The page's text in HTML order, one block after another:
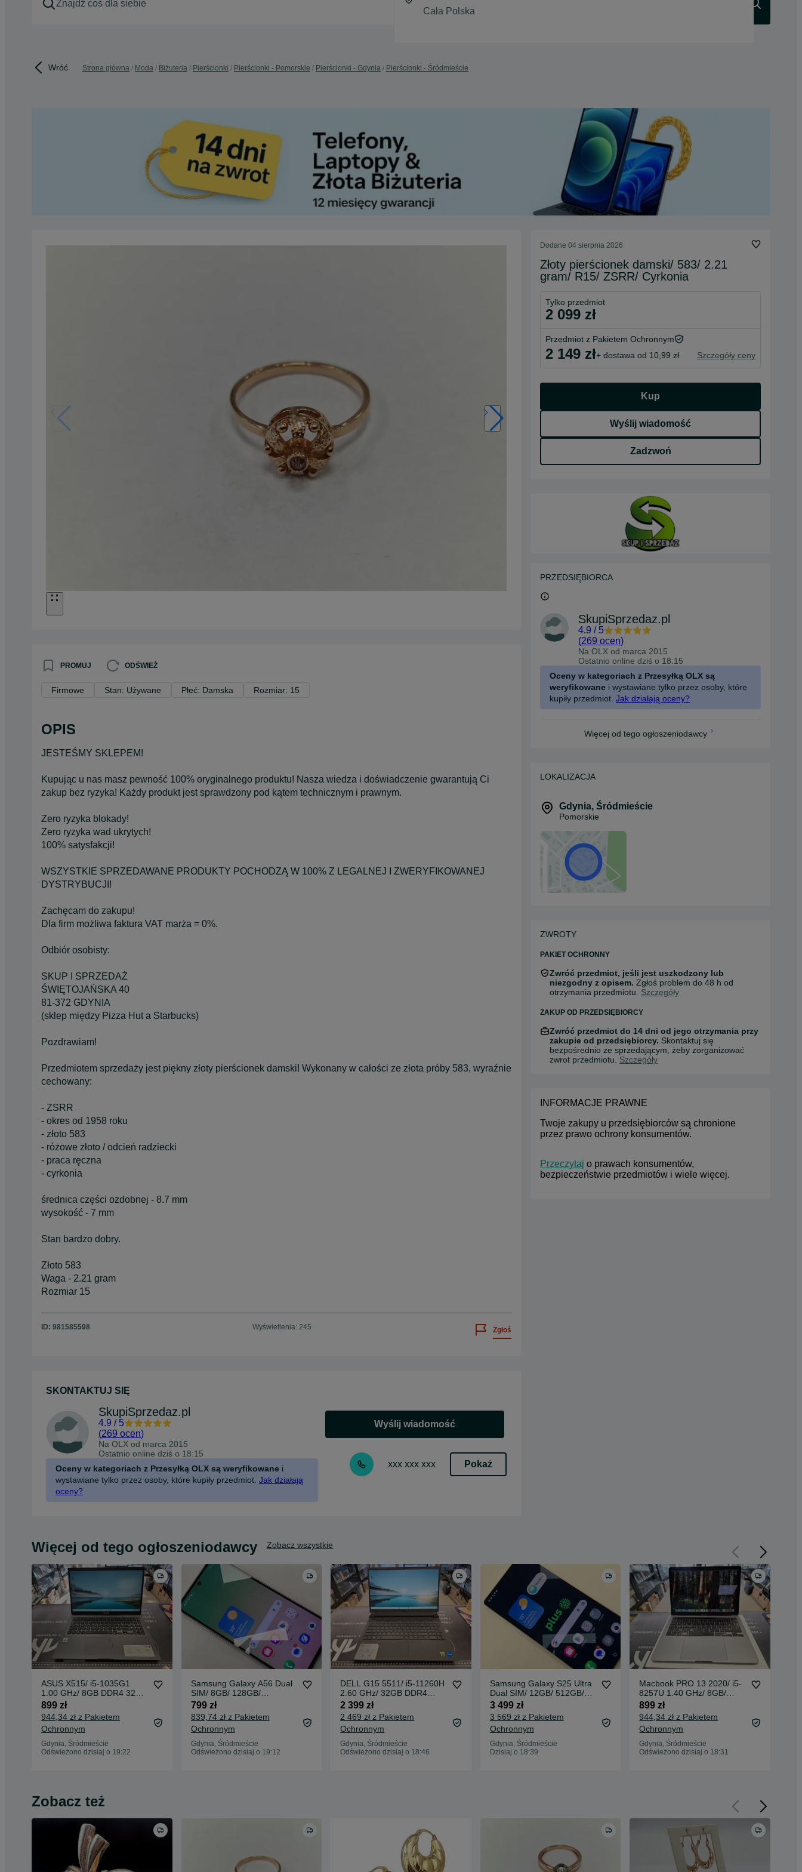
Wróć Strona główna Moda Biżuteria Pierścionki Pierścionki - Pomorskie Pierścionki - Gdynia Pierścionki - Śródmieście
PROMUJ ODŚWIEŻ
Firmowe Stan: Używane Płeć: Damska Rozmiar: 15
OPIS
JESTEŚMY SKLEPEM!
Kupując u nas masz pewność 100% oryginalnego produktu! Nasza wiedza i doświadczenie gwarantują Ci
zakup bez ryzyka! Każdy produkt jest sprawdzony pod kątem technicznym i prawnym.
Zero ryzyka blokady!
Zero ryzyka wad ukrytych!
100% satysfakcji!
WSZYSTKIE SPRZEDAWANE PRODUKTY POCHODZĄ W 100% Z LEGALNEJ I ZWERYFIKOWANEJ
DYSTRYBUCJI!
Zachęcam do zakupu!
Dla firm możliwa faktura VAT marża = 0%.
Odbiór osobisty:
SKUP I SPRZEDAŻ
ŚWIĘTOJAŃSKA 40
81-372 GDYNIA
(sklep między Pizza Hut a Starbucks)
Pozdrawiam!
Przedmiotem sprzedaży jest piękny złoty pierścionek damski! Wykonany w całości ze złota próby 583, wyraźnie
cechowany:
- ZSRR
- okres od 1958 roku
- złoto 583
- różowe złoto / odcień radziecki
- praca ręczna
- cyrkonia
średnica części ozdobnej - 8.7 mm
wysokość - 7 mm
Stan bardzo dobry.
Złoto 583
Waga - 2.21 gram
Rozmiar 15
ID: 981585598 Wyświetlenia: 245 Zgłoś
SKONTAKTUJ SIĘ
SkupiSprzedaz.pl
4.9 / 5
(269 ocen)
Na OLX od marca 2015
Ostatnio online dziś o 18:15
Oceny w kategoriach z Przesyłką OLX są weryfikowane i
wystawiane tylko przez osoby, które kupiły przedmiot. Jak działają
oceny?
Wyślij wiadomość
xxx xxx xxx Pokaż
Dodane 04 sierpnia 2026
Złoty pierścionek damski/ 583/ 2.21
gram/ R15/ ZSRR/ Cyrkonia
Tylko przedmiot
2 099 zł
Przedmiot z Pakietem Ochronnym
2 149 zł+ dostawa od 10,99 zł Szczegóły ceny
Kup
Wyślij wiadomość
Zadzwoń
PRZEDSIĘBIORCA
SkupiSprzedaz.pl
4.9 / 5
(269 ocen)
Na OLX od marca 2015
Ostatnio online dziś o 18:15
Oceny w kategoriach z Przesyłką OLX są
weryfikowane i wystawiane tylko przez osoby, które
kupiły przedmiot. Jak działają oceny?
Więcej od tego ogłoszeniodawcy
LOKALIZACJA
Gdynia, Śródmieście
Pomorskie
ZWROTY
PAKIET OCHRONNY
Zwróć przedmiot, jeśli jest uszkodzony lub
niezgodny z opisem. Zgłoś problem do 48 h od
otrzymania przedmiotu. Szczegóły
ZAKUP OD PRZEDSIĘBIORCY
Zwróć przedmiot do 14 dni od jego otrzymania przy
zakupie od przedsiębiorcy. Skontaktuj się
bezpośrednio ze sprzedającym, żeby zorganizować
zwrot przedmiotu. Szczegóły
INFORMACJE PRAWNE
Twoje zakupy u przedsiębiorców są chronione
przez prawo ochrony konsumentów.
Przeczytaj o prawach konsumentów,
bezpieczeństwie przedmiotów i wiele więcej.
Więcej od tego ogłoszeniodawcy Zobacz wszystkie
ASUS X515/ i5-1035G1
1.00 GHz/ 8GB DDR4 3200
MHz/ 512GB M2/ Intel UHD/
15.6" FHD/ Gwarancja
899 zł
944,34 zł z Pakietem
Ochronnym
Gdynia, Śródmieście
Odświeżono dzisiaj o 19:22
Samsung Galaxy A56 Dual
SIM/ 8GB/ 128GB/
Awesome Graphite/ Grade
C / technicznie OK/ gw od
10.09.2025
799 zł
839,74 zł z Pakietem
Ochronnym
Gdynia, Śródmieście
Odświeżono dzisiaj o 19:12
DELL G15 5511/ i5-11260H
2.60 GHz/ 32GB DDR4
3200 MHz/ 512GB M2/ RTX
3050 4GB/ W11/ 15.6" FHD
120 HZ/ Gwarancja
2 399 zł
2 469 zł z Pakietem
Ochronnym
Gdynia, Śródmieście
Odświeżono dzisiaj o 18:46
Samsung Galaxy S25 Ultra
Dual SIM/ 12GB/ 512GB/
Titanium Silverblue/ Grade
A-/ BAT 100%/ 5.02.25 +
ładowarka/ BEZ RAT
3 499 zł
3 569 zł z Pakietem
Ochronnym
Gdynia, Śródmieście
Dzisiaj o 18:39
Macbook PRO 13 2020/ i5-
8257U 1.40 GHz/ 8GB/
512GB/ 215 cykli/ CZYTAJ
UWAŻNIE OPIS
899 zł
944,34 zł z Pakietem
Ochronnym
Gdynia, Śródmieście
Odświeżono dzisiaj o 18:31
Zobacz też